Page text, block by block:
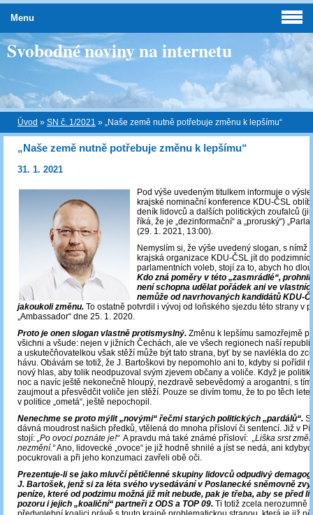
Svobodné noviny na internetu
Úvod » SN č. 1/2021 » „Naše země nutně potřebuje změnu k lepšímu“
„Naše země nutně potřebuje změnu k lepšímu“
31. 1. 2021
Pod výše uvedeným titulkem informuje o
krajské nominační konference KDU-ČSL
deník lidovců a dalších politických zoufalců
říká, že je „dezinformační“ a „proruský“)
(29. 1. 2021, 13:00).
Nemyslím si, že výše uvedený slogan, s nímž
krajská organizace KDU-ČSL jít do
parlamentních voleb, stojí za to, abych ho
Kdo zná poměry v této „zasmrádlé“,
není schopna udělat pořádek ani ve
nemůže od navrhovaných kandidátů KDU-
jakoukoli změnu. To ostatně potvrdil i vývoj od loňského sjezdu této strany v
„Ambassador“ dne 25. 1. 2020.
Proto je onen slogan vlastně protismyslný. Změnu k lepšímu samozřejmě
všichni a všude: nejen v jižních Čechách, ale ve všech regionech naší
a uskutečňovatelkou však stěží může být tato strana, byť by se navlékla do
hávu. Obávám se totiž, že J. Bartoškovi by nepomohlo ani to, kdyby si pořídil
nový hlas, aby tolik neodpuzoval svým zjevem občany a voliče. Když je politik
noc a navíc ještě nekonečně hloupý, nezdravě sebevědomý a arogantní, s
zaujmout a přesvědčit voliče jen stěží. Pouze se divím tomu, že to po těch
v politice „ometá“, ještě nepochopil.
Nenechme se proto mýlit „novými“ řečmi starých politických „pardálů“.
dávná moudrost našich předků, vtělená do mnoha přísloví či sentencí. Již v
stojí: „Po ovoci poznáte je!“A pravdu má také známé přísloví: „Liška srst
nezmění.“Ano, lidovecké „ovoce“ je již hodně shnilé a jíst se nedá, ani
pocukrovali a při jeho konzumaci zavřeli obě oči.
Prezentuje-li se jako mluvčí pětičlenné skupiny lidovců odpudivý
J. Bartošek, jenž si za léta svého vysedávání v Poslanecké sněmovně
peníze, které od podzimu možná již mít nebude, pak je třeba, aby se před
pozoru i jejich „koaliční“ partneři z ODS a TOP 09. Ti totiž zcela nerozumně
Menu